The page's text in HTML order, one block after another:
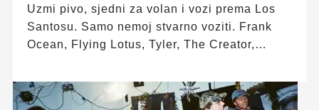
Uzmi pivo, sjedni za volan i vozi prema Los
Santosu. Samo nemoj stvarno voziti. Frank
Ocean, Flying Lotus, Tyler, The Creator,
Yeasayer i još svašta iz jednog od najboljih
soundtrackova u povijesti videoigara. Happy